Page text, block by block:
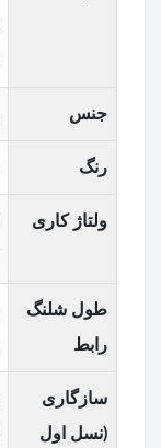
جنس
رنگ
ولتاژ کاری
طول شلنگ
رابط
سازگاری
(نسل اول